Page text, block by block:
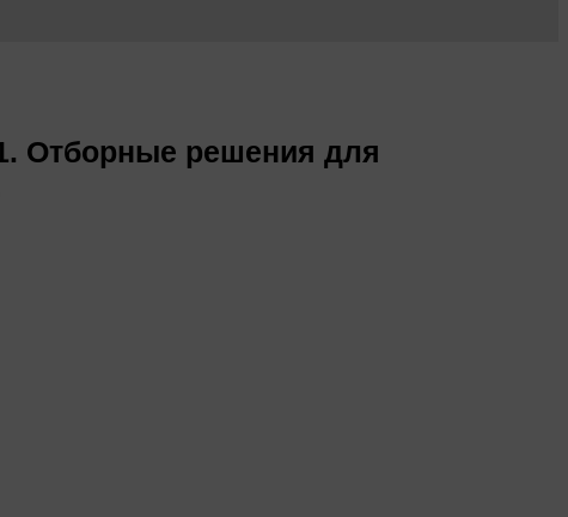
Отборные решения для